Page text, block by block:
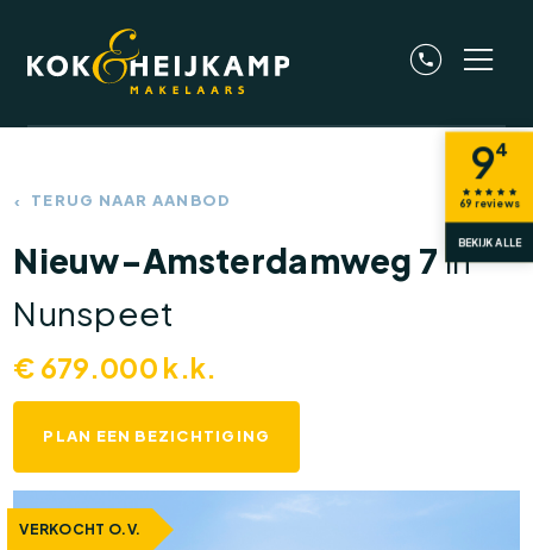
94
69reviews
BEKIJK ALLE
TERUG NAAR AANBOD
Nieuw-Amsterdamweg 7 in
Nunspeet
€ 679.000 k.k.
PLAN EEN BEZICHTIGING
VERKOCHT O.V.